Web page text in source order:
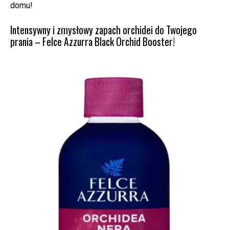
domu!
Intensywny i zmysłowy zapach orchidei do Twojego
prania – Felce Azzurra Black Orchid Booster!